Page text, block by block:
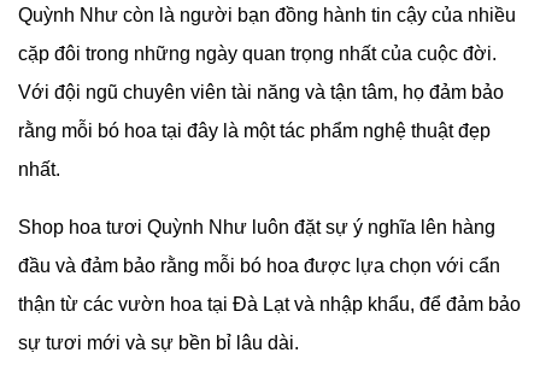
Quỳnh Như còn là người bạn đồng hành tin cậy của nhiều
cặp đôi trong những ngày quan trọng nhất của cuộc đời.
Với đội ngũ chuyên viên tài năng và tận tâm, họ đảm bảo
rằng mỗi bó hoa tại đây là một tác phẩm nghệ thuật đẹp
nhất.
Shop hoa tươi Quỳnh Như luôn đặt sự ý nghĩa lên hàng
đầu và đảm bảo rằng mỗi bó hoa được lựa chọn với cẩn
thận từ các vườn hoa tại Đà Lạt và nhập khẩu, để đảm bảo
sự tươi mới và sự bền bỉ lâu dài.